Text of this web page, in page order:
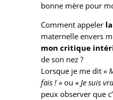
bonne mère pour
Comment appeler
maternelle envers
mon critique
de son nez ?
Lorsque je me dit «
fais !» ou « Je suis
peux observer que